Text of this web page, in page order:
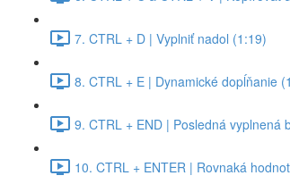
7. CTRL + D | Vyplniť nadol (1:19)
8. CTRL + E | Dynamické dopĺňanie
9. CTRL + END | Posledná vyplnená
10. CTRL + ENTER | Rovnaká